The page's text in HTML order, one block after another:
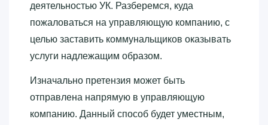
деятельностью УК. Разберемся, куда
пожаловаться на управляющую компанию, с
целью заставить коммунальщиков оказывать
услуги надлежащим образом.
Изначально претензия может быть
отправлена напрямую в управляющую
компанию. Данный способ будет уместным,